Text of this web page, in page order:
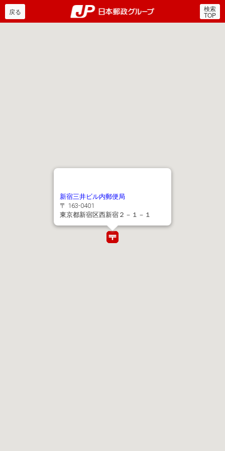
郵便局・日本郵政グルー
戻る 検索
TOP
新宿三井ビル内郵便局
〒 163-0401
東京都新宿区西新宿２－１－１